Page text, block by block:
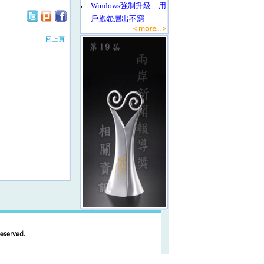
回上頁
‧
Windows強制升級 用
戶抱怨層出不窮